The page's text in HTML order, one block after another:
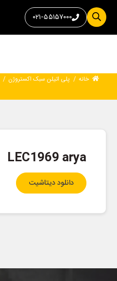
۰۲۱-۵۵۱۵۷۰۰۰
خانه / پلی اتیلن سبک اکستروژن /
LEC1969 arya
دانلود دیتاشیت